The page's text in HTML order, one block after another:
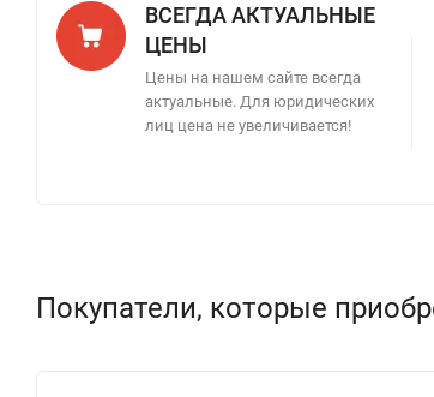
ВСЕГДА АКТУАЛЬНЫЕ
ЦЕНЫ
Цены на нашем сайте всегда
актуальные. Для юридических
лиц цена не увеличивается!
Покупатели, которые